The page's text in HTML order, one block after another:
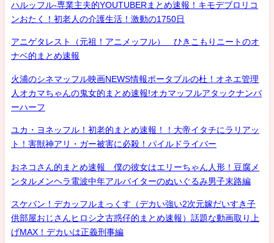
ハルッフル-専業主夫的YOUTUBERまとめ速報！キモデブロリコ
ンおたく！初老人の介護生活！激動の1750日
アニゲタレスト（元祖！アニメッフル） ひきこもりニートのオ
ナベ的まとめ速報
火浦のシネマッフル映画NEWS情報ポータブルの杜！オネエ管理
人オカマちゃんの鬼女的まとめ速報!オカマッフルアタックナンバ
ーハーフ
ユカ・ヨネッフル！初老的まとめ速報！！大帝イタチにラリアッ
ト！害獣神アリ・ガー被害に必殺！パイルドライバー
おネコさん的まとめ速報 僕の彼女はエリーちゃん人形！豆腐メ
ンタルメンヘラ電波中年アルバイターのぬいぐるみ男子末路編
スケバン！デカッフルまっくす（デカい強い2次元嫁だいすき子
供部屋おじさんヒロシ之古惑仔的まとめ速報）話題な動画取り上
げMAX！デカいは正義刑事編